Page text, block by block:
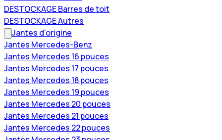
DESTOCKAGE Barres de toit
DESTOCKAGE Autres
Jantes d'origine
Jantes Mercedes-Benz
Jantes Mercedes 16 pouces
Jantes Mercedes 17 pouces
Jantes Mercedes 18 pouces
Jantes Mercedes 19 pouces
Jantes Mercedes 20 pouces
Jantes Mercedes 21 pouces
Jantes Mercedes 22 pouces